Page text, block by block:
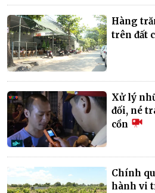
Hàng
trên đất
Xử lý
đối, né
cồn
Chính
hành vi